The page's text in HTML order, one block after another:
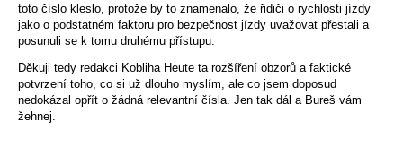
toto číslo kleslo, protože by to znamenalo, že řidiči o rychlosti jízdy
jako o podstatném faktoru pro bezpečnost jízdy uvažovat přestali a
posunuli se k tomu druhému přístupu.
Děkuji tedy redakci Kobliha Heute ta rozšíření obzorů a faktické
potvrzení toho, co si už dlouho myslím, ale co jsem doposud
nedokázal opřít o žádná relevantní čísla. Jen tak dál a Bureš vám
žehnej.